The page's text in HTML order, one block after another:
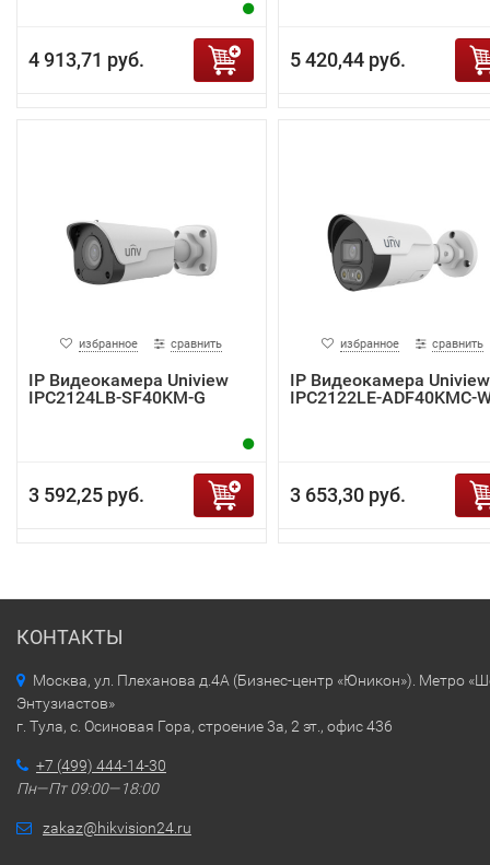
4 913,71 руб. 5 420,44 руб.
избранное сравнить
IP Видеокамера Uniview
IPC2124LB-SF40KM-G
3 592,25 руб.
избранное сравнить
IP Видеокамера Uniview
IPC2122LE-ADF40KMC-
3 653,30 руб.
КОНТАКТЫ
Москва, ул. Плеханова д.4А (Бизнес-центр «Юникон»). Метро
Энтузиастов»
г. Тула, с. Осиновая Гора, строение 3а, 2 эт., офис 436
+7 (499) 444-14-30
Пн—Пт 09:00—18:00
zakaz@hikvision24.ru